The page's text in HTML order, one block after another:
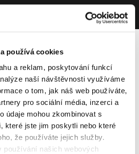
používá cookies
a reklam, poskytování funkcí
naší návštěvnosti využíváme
o tom, jak náš web používáte,
pro sociální média, inzerci a
údaje mohou zkombinovat s
které jste jim poskytli nebo které
že používáte jejich služby.
používání našich webových